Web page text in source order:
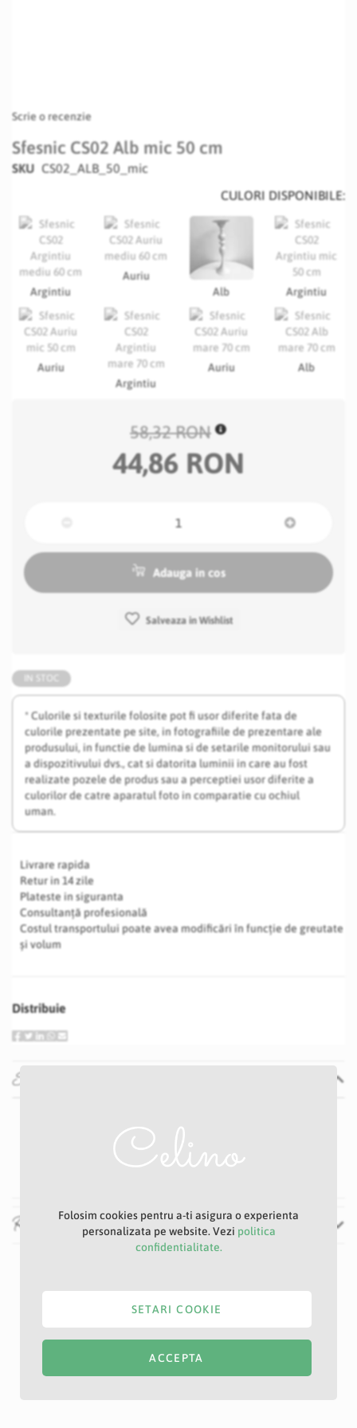
Scrie o recenzie
Sfesnic CS02 Alb mic 50 cm
SKU CS02_ALB_50_mic
* Culorile si texturile folosite pot fi usor diferite fata de
culorile prezentate pe site, in fotografiile de prezentare ale
produsului, in functie de lumina si de setarile monitorului sau
a dispozitivului dvs., cat si datorita luminii in care au fost
realizate pozele de produs sau a perceptiei usor diferite a
culorilor de catre aparatul foto in comparatie cu ochiul
uman.
Livrare rapida
Retur in 14 zile
Plateste in siguranta
Consultanță profesională
Costul transportului poate avea modificări în funcție de greutate
și volum
Distribuie
CULORI DISPONIBILE:
Argintiu
Auriu
Alb
Argintiu
Auriu
Argintiu
Auriu Alb
58,32 RON
44,86 RON
Adauga in cos
Salveaza in Wishlist
Specificatii
50 cm
RecenziiFolosim cookies pentru a-ti asigura o experienta
personalizata pe website. Vezi politica
confidentialitate.
ACCEPTA
SETARI COOKIE